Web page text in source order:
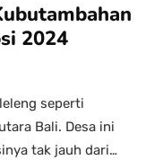
2024
seperti
Bali. Desa ini
tak jauh dari…